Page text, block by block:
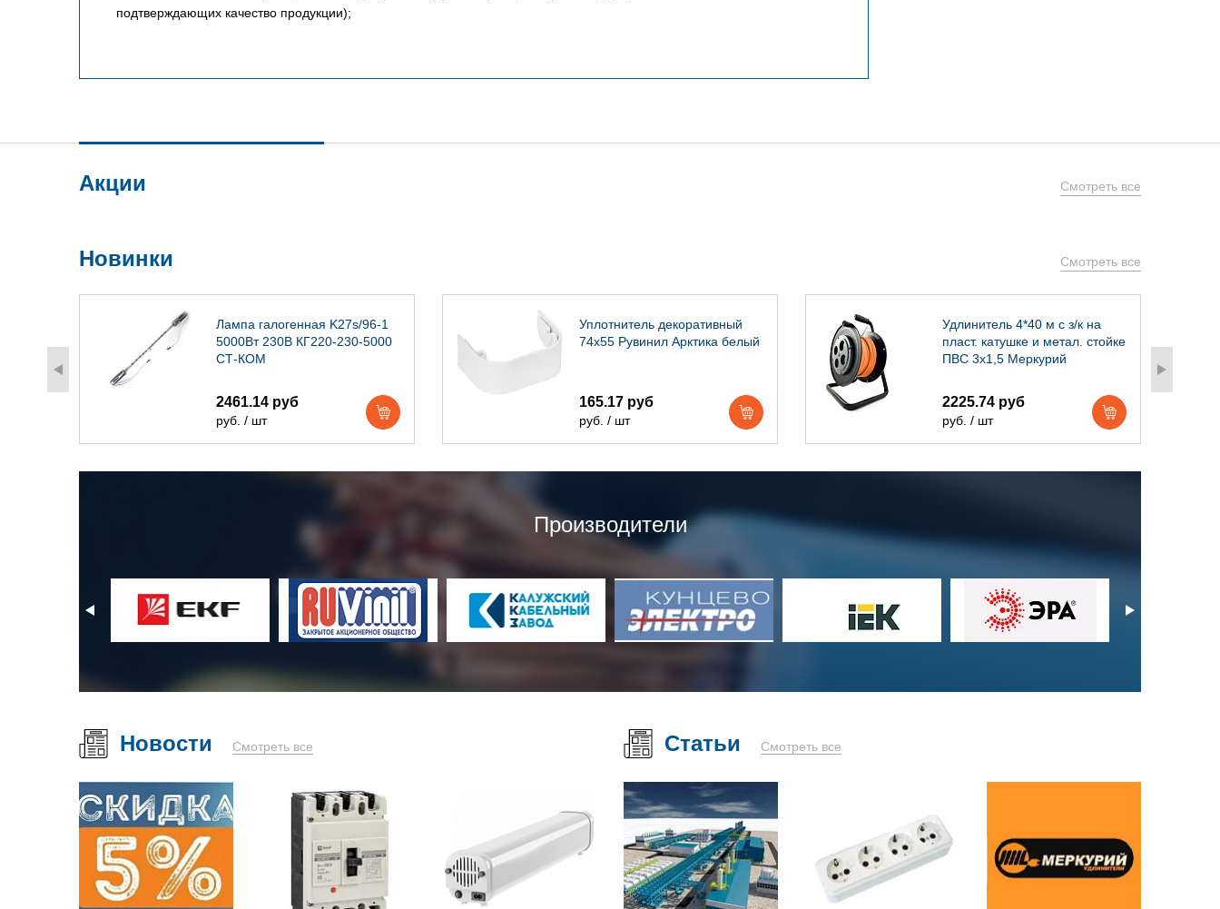
подтверждающих качество продукции);
Акции Смотреть все
Новинки Смотреть все
Лампа галогенная K27s/96-1
5000Вт 230В КГ220-230-5000
СТ-КОМ
2461.14 руб
руб. / шт
Уплотнитель декоративный
74х55 Рувинил Арктика белый
165.17 руб
руб. / шт
Удлинитель 4*40 м с з/к на
пласт. катушке и метал. стойке
ПВС 3х1,5 Меркурий
2225.74 руб
руб. / шт
Производители
Новости Смотреть все Статьи Смотреть все